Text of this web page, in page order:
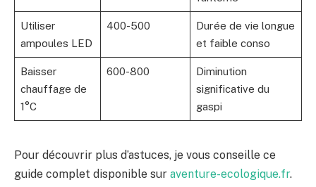
Utiliser
ampoules LED
400-500
Durée de vie longue
et faible conso
Baisser
chauffage de
1°C
600-800
Diminution
significative du
gaspi
Pour découvrir plus d’astuces, je vous conseille ce
guide complet disponible sur aventure-ecologique.fr.